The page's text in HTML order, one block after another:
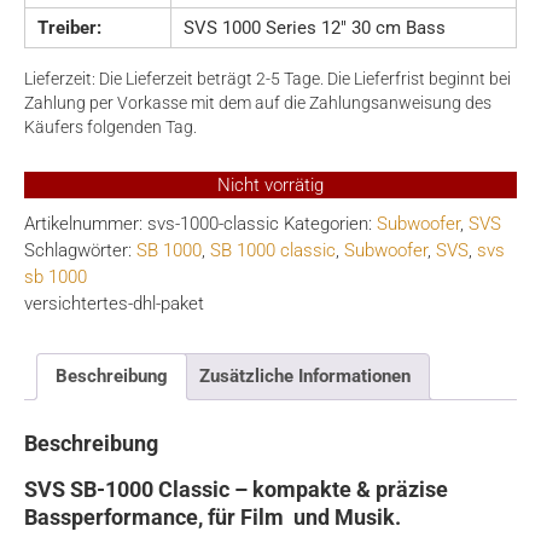
Treiber:
SVS 1000 Series 12″ 30 cm Bass
Lieferzeit: Die Lieferzeit beträgt 2-5 Tage. Die Lieferfrist beginnt bei
Zahlung per Vorkasse mit dem auf die Zahlungsanweisung des
Käufers folgenden Tag.
Nicht vorrätig
Artikelnummer: svs-1000-classic Kategorien: Subwoofer, SVS
Schlagwörter: SB 1000, SB 1000 classic, Subwoofer, SVS, svs
sb 1000
versichtertes-dhl-paket
Beschreibung Zusätzliche Informationen
Beschreibung
SVS SB-1000 Classic – kompakte & präzise
Bassperformance, für Film und Musik.